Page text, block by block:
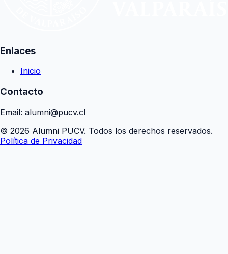
Enlaces
Inicio
Contacto
Email: alumni@pucv.cl
© 2026 Alumni PUCV. Todos los derechos reservados.
Política de Privacidad